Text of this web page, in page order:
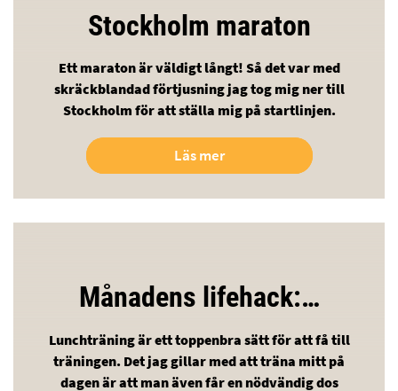
Stockholm maraton
Ett maraton är väldigt långt! Så det var med
skräckblandad förtjusning jag tog mig ner till
Stockholm för att ställa mig på startlinjen.
Läs mer
Månadens lifehack:…
Lunchträning är ett toppenbra sätt för att få till
träningen. Det jag gillar med att träna mitt på
dagen är att man även får en nödvändig dos